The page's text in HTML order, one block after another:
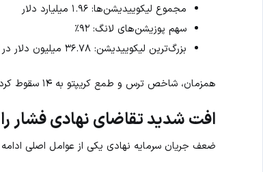
مجموع لیکوییدیشن‌ها: ۱.۹۶ میلیارد دلار
سهم پوزیشن‌های لانگ: ۹۲٪
بزرگ‌ترین لیکوییدیشن: ۳۶.۷۸ میلیون دلار در Hyperliquid
همزمان، شاخص ترس و طمع کریپتو به ۱۴ سقوط کرده که نشان‌دهنده ورود بازار به محدوده ترس شدید است.
افت شدید تقاضای نهادی فشار
ضعف جریان سرمایه نهادی یکی از عوامل اصلی